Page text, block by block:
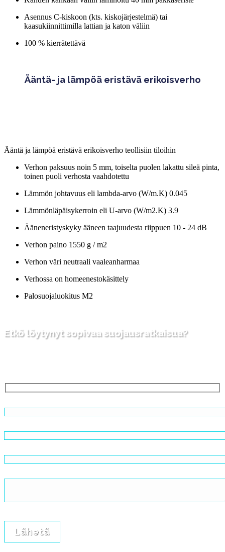
Asennus C-kiskoon (kts. kiskojärjestelmä) tai
kaasukiinnittimilla lattian ja katon väliin
100 % kierrätettävä
Ääntä- ja lämpöä eristävä erikoisverho
Ääntä ja lämpöä eristävä erikoisverho teollisiin tiloihin
Verhon paksuus noin 5 mm, toiselta puolen lakattu sileä pinta,
toinen puoli verhosta vaahdotettu
Lämmön johtavuus eli lambda-arvo (W/m.K) 0.045
Lämmönläpäisykerroin eli U-arvo (W/m2.K) 3.9
Ääneneristyskyky ääneen taajuudesta riippuen 10 - 24 dB
Verhon paino 1550 g / m2
Verhon väri neutraali vaaleanharmaa
Verhossa on homeenestokäsittely
Palosuojaluokitus M2
Etkö löytynyt sopivaa suojausratkaisua?